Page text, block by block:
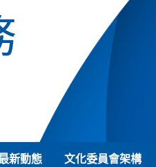
新動態 文化委員會架構